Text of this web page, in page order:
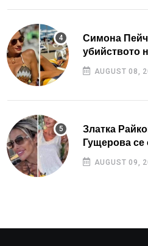
Симона
убийството
AUGUST 08,
Златка
Гущерова се
AUGUST 09,